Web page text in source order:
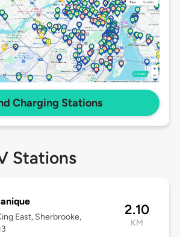
Charging Stations
Stations
East, Sherbrooke,
2.10
KM